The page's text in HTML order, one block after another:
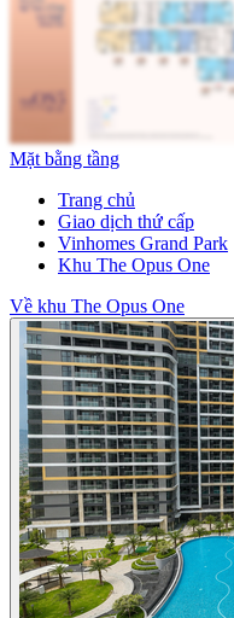
Mặt bằng tầng
Trang chủ
Giao dịch thứ cấp
Vinhomes Grand Park
Khu The Opus One
Về khu The Opus One